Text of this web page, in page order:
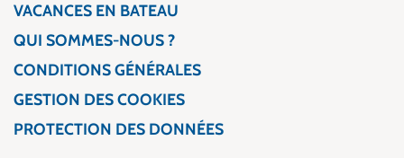
VACANCES EN BATEAU
QUI SOMMES-NOUS ?
CONDITIONS GÉNÉRALES
GESTION DES COOKIES
PROTECTION DES DONNÉES